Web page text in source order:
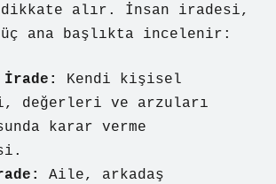
dikkate alır. İnsan iradesi,
ana başlıkta incelenir:
Kendi kişisel
değerleri ve arzuları
karar verme
Aile, arkadaş